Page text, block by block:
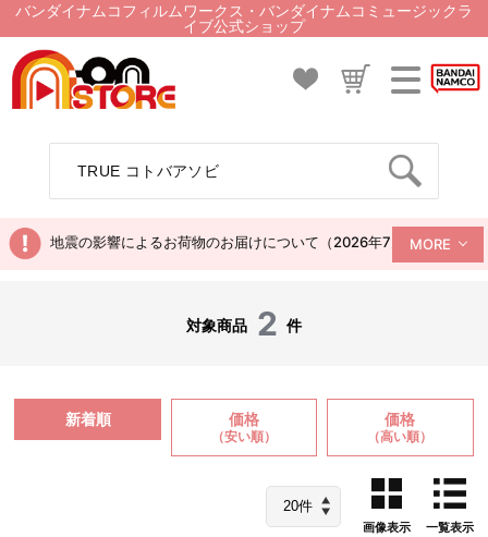
バンダイナムコフィルムワークス・バンダイナムコミュージックラ
イブ公式ショップ
地震の影響によるお荷物のお届けについて（2026年7月28日現在）
MORE
対象商品 2 件
新着順 価格
（安い順）
価格
（高い順）
画像表示 一覧表示